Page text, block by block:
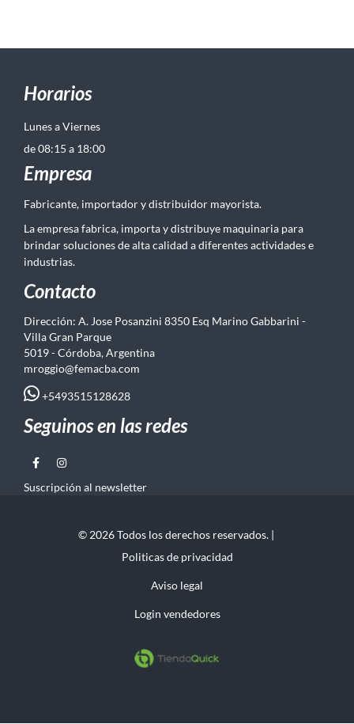
Horarios
Lunes a Viernes
de 08:15 a 18:00
Empresa
Fabricante, importador y distribuidor mayorista.
La empresa fabrica, importa y distribuye maquinaria para
brindar soluciones de alta calidad a diferentes actividades e
industrias.
Contacto
Dirección: A. Jose Posanzini 8350 Esq Marino Gabbarini -
Villa Gran Parque
5019 - Córdoba, Argentina
mroggio@femacba.com
+5493515128628
Seguinos en las redes
Suscripción al newsletter
© 2026 Todos los derechos reservados. |
Politicas de privacidad
Aviso legal
Login vendedores